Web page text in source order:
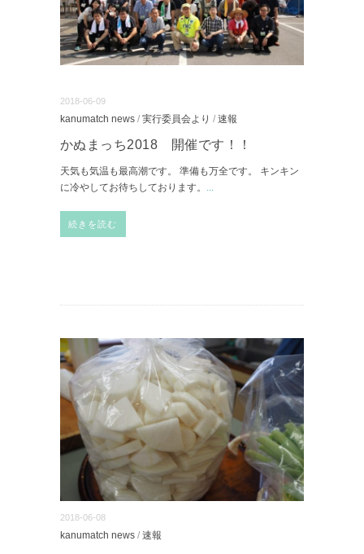
2018-06-09
kanumatch news / 実行委員会より / 速報
かぬまっち2018 開催です！！
天気も気温も最高潮です。 準備も万全です。 キンキン
に冷やしてお待ちしております。 ...
続きを読む
2018-06-08
kanumatch news / 速報